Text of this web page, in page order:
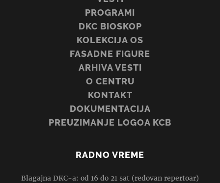
PROGRAMI
DKC BIOSKOP
KOLEKCIJA OS
FASADNE FIGURE
ARHIVA VESTI
O CENTRU
KONTAKT
DOKUMENTACIJA
PREUZIMANJE LOGOA KCB
RADNO VREME
Blagajna DKC-a: od 16 do 21 sat (redovan repertoar)